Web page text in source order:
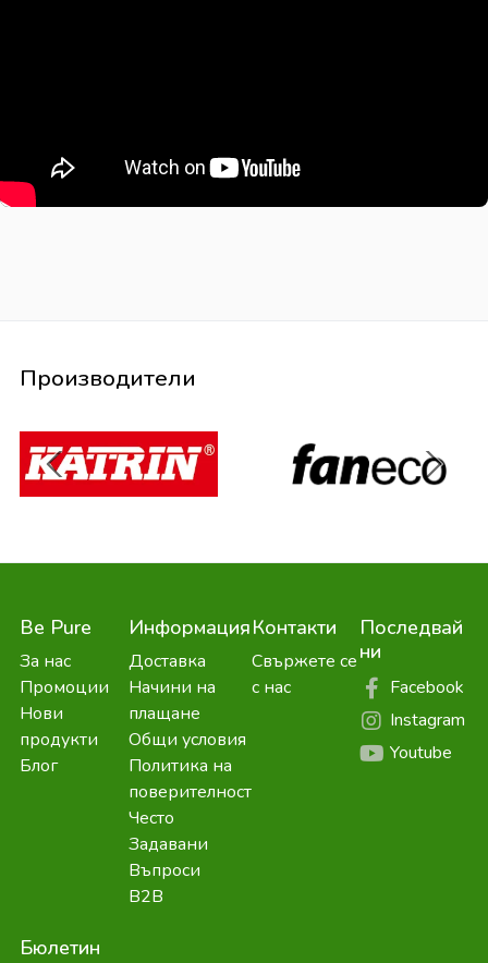
Производители
Be Pure
За нас
Промоции
Нови
продукти
Блог
Информация
Доставка
Начини на
плащане
Общи условия
Политика на
поверителност
Често
Задавани
Въпроси
B2B
Контакти
Свържете се
с нас
Последвай
ни
Facebook
Instagram
Youtube
Бюлетин